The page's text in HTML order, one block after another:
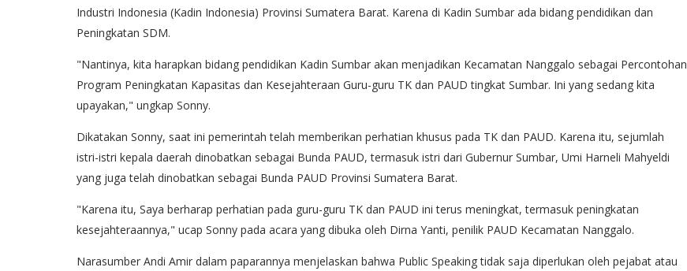
Industri Indonesia (Kadin Indonesia) Provinsi Sumatera Barat. Karena di Kadin Sumbar ada bidang pendidikan dan
Peningkatan SDM.
"Nantinya, kita harapkan bidang pendidikan Kadin Sumbar akan menjadikan Kecamatan Nanggalo sebagai Percontohan
Program Peningkatan Kapasitas dan Kesejahteraan Guru-guru TK dan PAUD tingkat Sumbar. Ini yang sedang kita
upayakan," ungkap Sonny.
Dikatakan Sonny, saat ini pemerintah telah memberikan perhatian khusus pada TK dan PAUD. Karena itu, sejumlah
istri-istri kepala daerah dinobatkan sebagai Bunda PAUD, termasuk istri dari Gubernur Sumbar, Umi Harneli Mahyeldi
yang juga telah dinobatkan sebagai Bunda PAUD Provinsi Sumatera Barat.
"Karena itu, Saya berharap perhatian pada guru-guru TK dan PAUD ini terus meningkat, termasuk peningkatan
kesejahteraannya," ucap Sonny pada acara yang dibuka oleh Dirna Yanti, penilik PAUD Kecamatan Nanggalo.
Narasumber Andi Amir dalam paparannya menjelaskan bahwa Public Speaking tidak saja diperlukan oleh pejabat atau